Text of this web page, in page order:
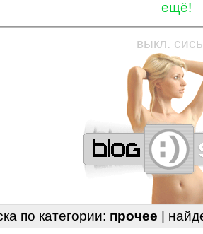
ещё!
———————————
выкл.
по категории: прочее |